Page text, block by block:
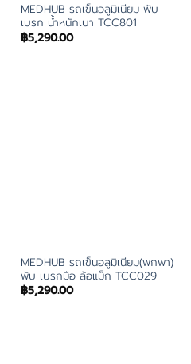
MEDHUB รถเข็นอลูมิเนียม พับ
เบรก น้ำหนักเบา TCC801
฿5,290.00
MEDHUB รถเข็นอลูมิเนียม(พกพา)
พับ เบรกมือ ล้อแม็ก TCC029
฿5,290.00